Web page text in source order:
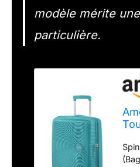
modèle mérite
particulière.